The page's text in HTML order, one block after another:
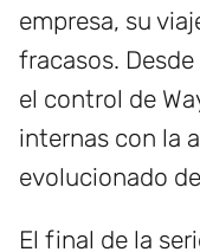
empresa, su
fracasos.
el control de
internas con la
evolucionado
El final de la